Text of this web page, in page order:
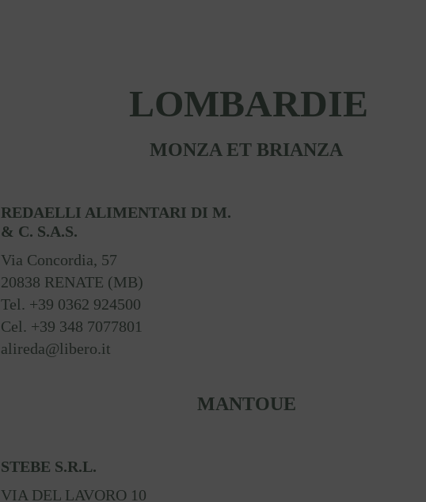
LOMBARDIE
MONZA ET BRIANZA
REDAELLI ALIMENTARI DI M.
& C. S.A.S.
Via Concordia, 57
20838 RENATE (MB)
Tel. +39 0362 924500
Cel. +39 348 7077801
alireda@libero.it
MANTOUE
STEBE S.R.L.
VIA DEL LAVORO 10